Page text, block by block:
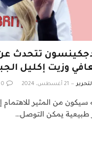
تتحدث عن
وزيت إكليل
21 أغسطس، 2024 0
سيكون من المثير
طبيعية يمكن التوصل…